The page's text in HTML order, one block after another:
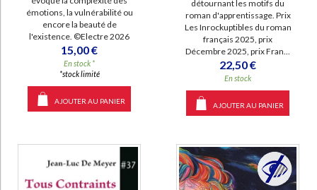
émotions, la vulnérabilité ou
encore la beauté de
l'existence. ©Electre 2026
15,00 €
En stock *
*stock limité
AJOUTER AU PANIER
détournant les motifs du
roman d'apprentissage. Prix
Les Inrockuptibles du roman
français 2025, prix
Décembre 2025, prix Fran...
22,50 €
En stock
AJOUTER AU PANIER